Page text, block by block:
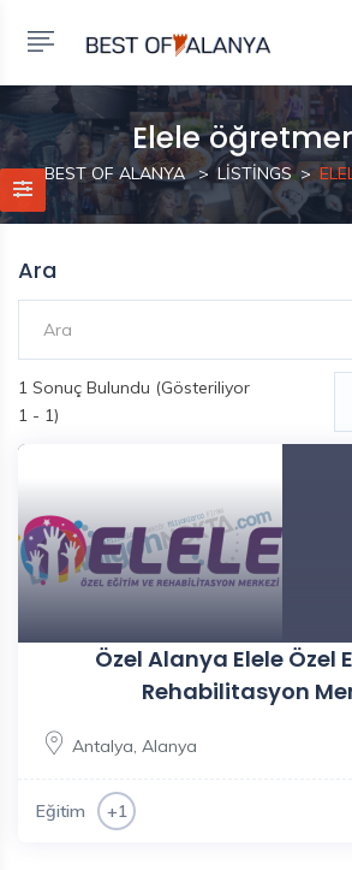
Elele
BEST OF ALANYA LISTINGS
Ara
1 Sonuç Bulundu (Gösteriliyor
1 - 1)
Özel Alanya Elele Özel
Rehabilitasyon
Antalya, Alanya
Eğitim +1